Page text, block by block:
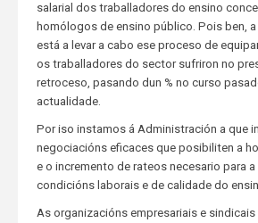
salarial dos traballadores do ensino
homólogos de ensino público. Pois ben,
está a levar a cabo ese proceso de
os traballadores do sector sufriron no
retroceso, pasando dun % no curso
actualidade.
Por iso instamos á Administración a que
negociacións eficaces que posibiliten a
e o incremento de rateos necesario para
condicións laborais e de calidade do
As organizacións empresariais e